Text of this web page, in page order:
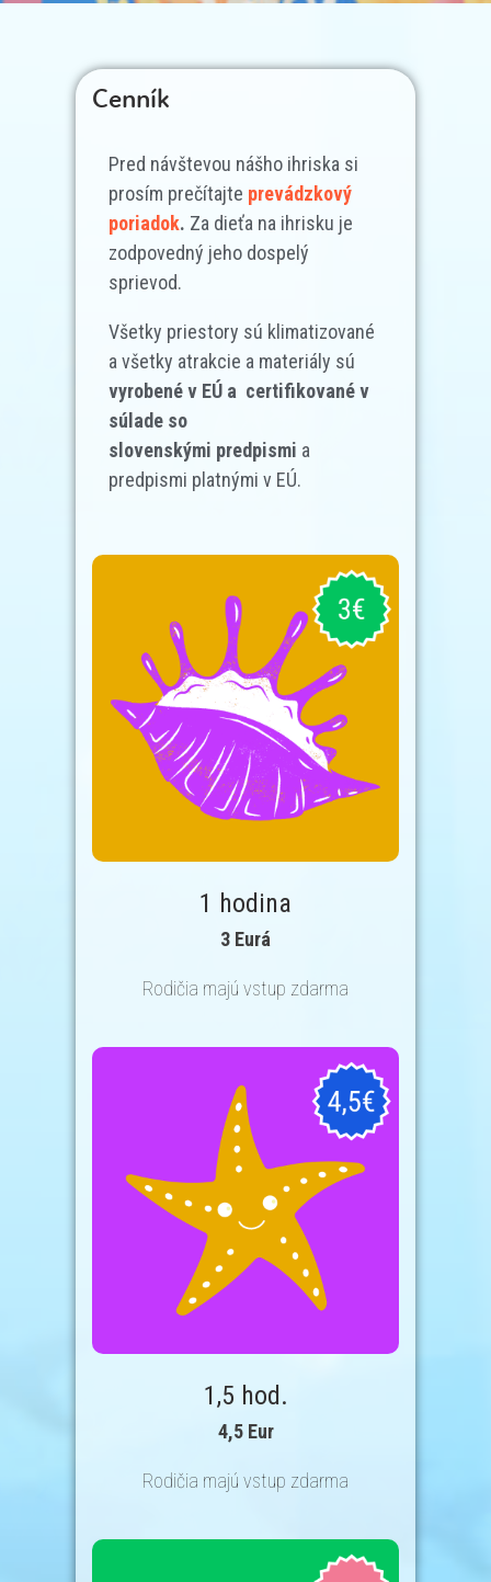
Cenník
Pred návštevou nášho ihriska si
prosím prečítajte prevádzkový
poriadok. Za dieťa na ihrisku je
zodpovedný jeho dospelý
sprievod.
Všetky priestory sú klimatizované
a všetky atrakcie a materiály sú
vyrobené v EÚ a certifikované v
súlade so
slovenskými predpismi a
predpismi platnými v EÚ.
1 hodina
3 Eurá
Rodičia majú vstup zdarma
1,5 hod.
4,5 Eur
Rodičia majú vstup zdarma